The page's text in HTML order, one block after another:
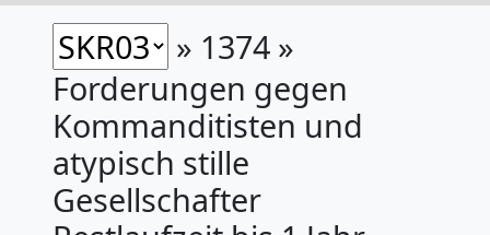
» 1374 »
Forderungen gegen
Kommanditisten und
atypisch stille
Gesellschafter